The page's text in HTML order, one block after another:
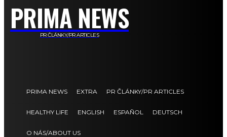
PRIMA NEWS
PR ČLÁNKY/PR ARTICLES
PRIMA NEWS EXTRA PR ČLÁNKY/PR ARTICLES
HEALTHY LIFE ENGLISH ESPAÑOL DEUTSCH
O NÁS/ABOUT US